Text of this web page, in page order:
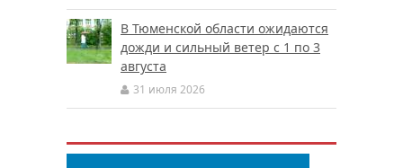
В Тюменской области ожидаются
дожди и сильный ветер с 1 по 3
августа
31 июля 2026